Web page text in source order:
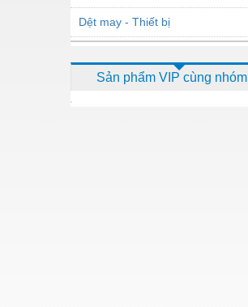
Dệt may - Thiết bị
Dịch vụ - Thi công
Sản phẩm VIP cùng nhóm